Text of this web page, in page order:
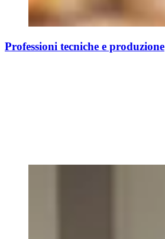
Professioni tecniche e produzione